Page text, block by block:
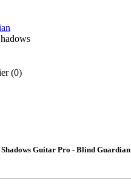
(0)
Guitar Pro - Blind Guardian